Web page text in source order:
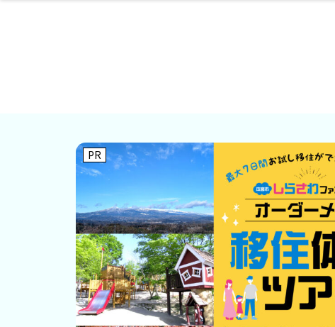
パン アジア・エスニッ
ク
テイクアウト
レジャー・スポー
ツ施設
非日常 イベントレポート
脱毛 温活・サウナ 歯列矯正・審美歯
科
その他
幼稚園 教育 ライフイベント
PR